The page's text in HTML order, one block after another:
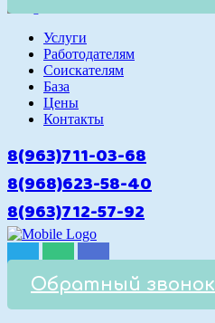
Услуги
Работодателям
Cоискателям
База
Цены
Контакты
8(963)711-03-68
8(968)623-58-40
8(963)712-57-92
Обратный звонок